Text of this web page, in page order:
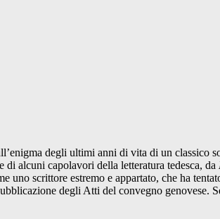
degli ultimi anni di vita di un classico
alcuni capolavori della letteratura tedesca, da
uno scrittore estremo e appartato, che ha
degli Atti del convegno genovese.